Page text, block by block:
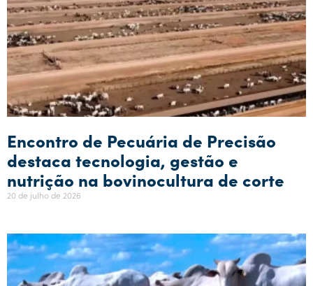
Encontro de Pecuária de Precisão
destaca tecnologia, gestão e
nutrição na bovinocultura de corte
20 de julho de 2026